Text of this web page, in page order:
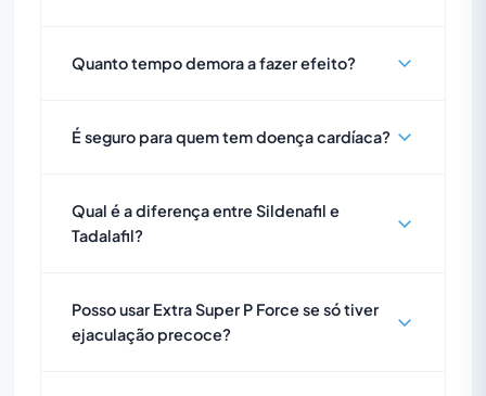
Quanto tempo demora a fazer efeito?
É seguro para quem tem doença cardíaca?
Qual é a diferença entre Sildenafil e
Tadalafil?
Posso usar Extra Super P Force se só tiver
ejaculação precoce?